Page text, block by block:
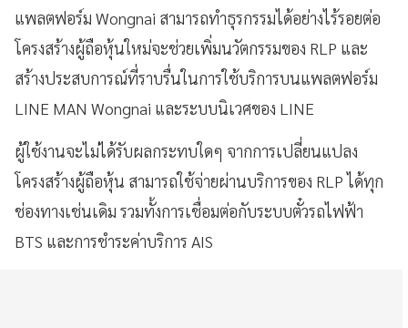
แพลตฟอร์ม Wongnai สามารถทำธุรกรรมได้อย่างไร้รอยต่อ
โครงสร้างผู้ถือหุ้นใหม่จะช่วยเพิ่มนวัตกรรมของ RLP และ
สร้างประสบการณ์ที่ราบรื่นในการใช้บริการบนแพลตฟอร์ม
LINE MAN Wongnai และระบบนิเวศของ LINE
ผู้ใช้งานจะไม่ได้รับผลกระทบใดๆ จากการเปลี่ยนแปลง
โครงสร้างผู้ถือหุ้น สามารถใช้จ่ายผ่านบริการของ RLP ได้ทุก
ช่องทางเช่นเดิม รวมทั้งการเชื่อมต่อกับระบบตั๋วรถไฟฟ้า
BTS และการชำระค่าบริการ AIS